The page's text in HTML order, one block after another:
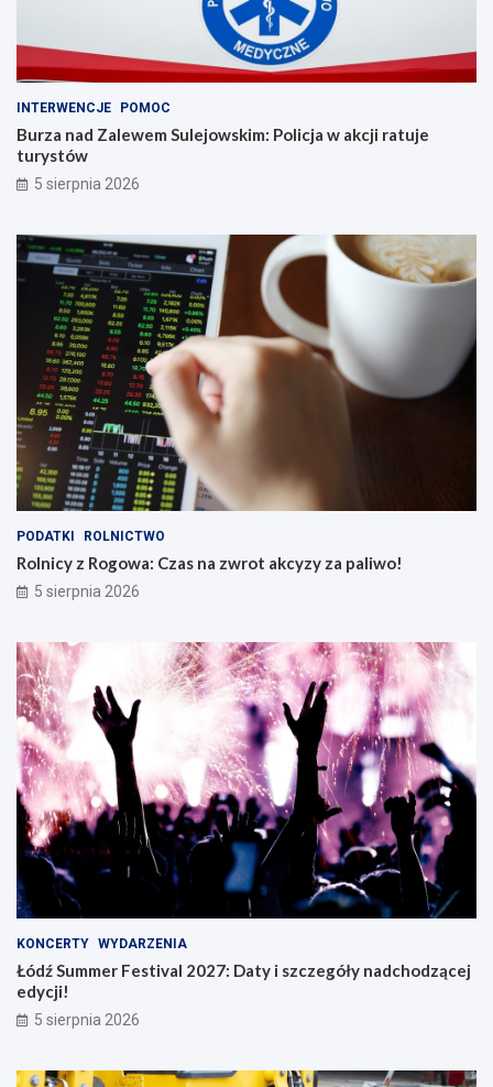
INTERWENCJE POMOC
Burza nad Zalewem Sulejowskim: Policja w akcji ratuje
turystów
5 sierpnia 2026
PODATKI ROLNICTWO
Rolnicy z Rogowa: Czas na zwrot akcyzy za paliwo!
5 sierpnia 2026
KONCERTY WYDARZENIA
Łódź Summer Festival 2027: Daty i szczegóły nadchodzącej
edycji!
5 sierpnia 2026